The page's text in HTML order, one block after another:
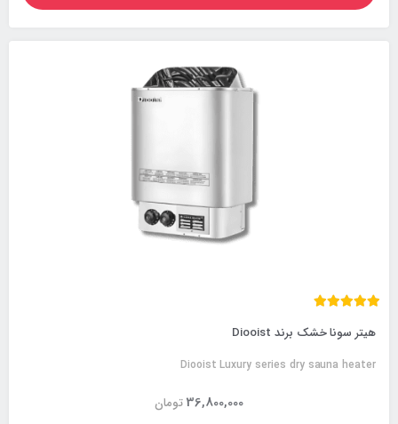
هیتر سونا خشک برند Diooist
Diooist Luxury series dry sauna heater
تومان36,800,000